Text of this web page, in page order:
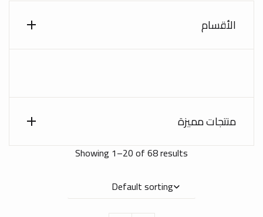
Showing 1–20 of 68 results
Default sorting
الأقسام
منتجات مميزة